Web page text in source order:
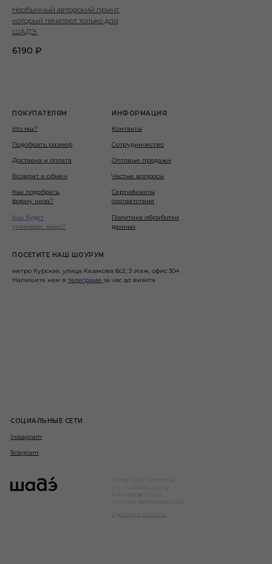
Необычный авторский принт,
который печатают только для
ШАДЭ.
6190 ₽
ПОКУПАТЕЛЯМ
ИНФОРМАЦИЯ
Кто мы?
Подобрать размер
Доставка и оплата
Возврат и обмен
Сертификаты
соответствия
Контакты
Оптовые продажи
СОЦИАЛЬНЫЕ СЕТИ
Instagram
Telegram
© 2025 SADE.MOSCOW
ИП Пивоварова Д.В.
ИНН 682967231421
ОГРНИП 320774600549033
Сотрудничество
Политика обработки
данных
Как подобрать
форму низа?
Частые вопросы
Как будет
упакован заказ?
ПОСЕТИТЕ НАШ ШОУРУМ
метро Курская, улица Казакова 8с2, 3 этаж, офис 304
Напишите нам в телеграме за час до визита